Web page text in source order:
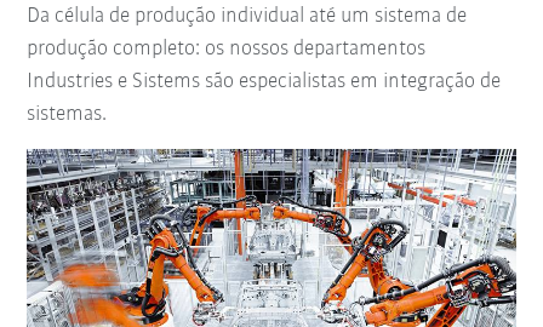
Da célula de produção individual até um sistema de
produção completo: os nossos departamentos
Industries e Sistems são especialistas em integração de
sistemas.